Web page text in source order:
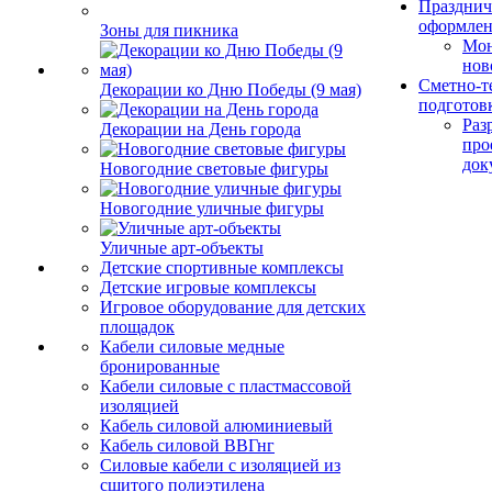
Зоны для пикника
Декорации ко Дню Победы (9 мая)
Декорации на День города
Новогодние световые фигуры
Новогодние уличные фигуры
Уличные арт-объекты
Детские спортивные комплексы
Детские игровые комплексы
Игровое оборудование для детских
площадок
Кабели силовые медные
бронированные
Кабели силовые с пластмассовой
изоляцией
Кабель силовой алюминиевый
Кабель силовой ВВГнг
Силовые кабели с изоляцией из
сшитого полиэтилена
Сметно-